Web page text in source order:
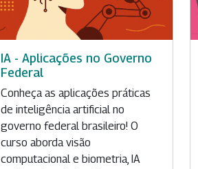
IA - Aplicações no Governo
Federal
Conheça as aplicações práticas
de inteligência artificial no
governo federal brasileiro! O
curso aborda visão
computacional e biometria, IA